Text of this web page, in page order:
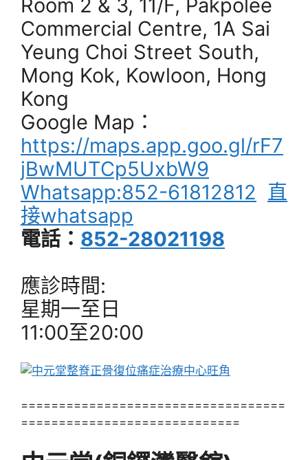
Room 2 & 3, 11/F, Pakpolee
Commercial Centre, 1A Sai
Yeung Choi Street South,
Mong Kok, Kowloon, Hong
Kong
Google Map：
https://maps.app.goo.gl/rF7
jBwMUTCp5UxbW9
Whatsapp:852-61812812 直
接whatsapp
電話： 852-28021198
應診時間:
星期一至日
11:00至20:00
===================================
=============================